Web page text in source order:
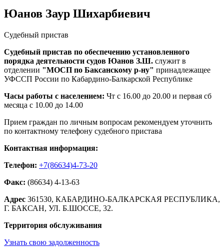
Юанов Заур Шихарбиевич
Судебный пристав
Судебный пристав по обеспечению установленного
порядка деятельности судов Юанов З.Ш. служит в
отделении "МОСП по Баксанскому р-ну" принадлежащее
УФССП России по Кабардино-Балкарской Республике
Часы работы с населением: Чт с 16.00 до 20.00 и первая сб
месяца с 10.00 до 14.00
Прием граждан по личным вопросам рекомендуем уточнить
по контактному телефону судебного пристава
Контактная информация:
Телефон: +7(86634)4-73-20
Факс: (86634) 4-13-63
Адрес 361530, КАБАРДИНО-БАЛКАРСКАЯ РЕСПУБЛИКА,
Г. БАКСАН, УЛ. Б.ШОССЕ, 32.
Территория обслуживания
Узнать свою задолженность